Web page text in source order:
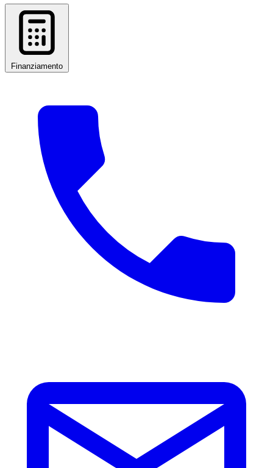
Finanziamento